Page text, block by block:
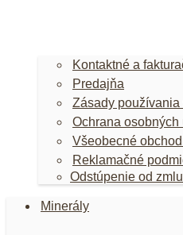
Kontaktné a
Predajňa
Zásady
Ochrana osobných
Všeobecné
Reklamačné
Odstúpenie od
Minerály